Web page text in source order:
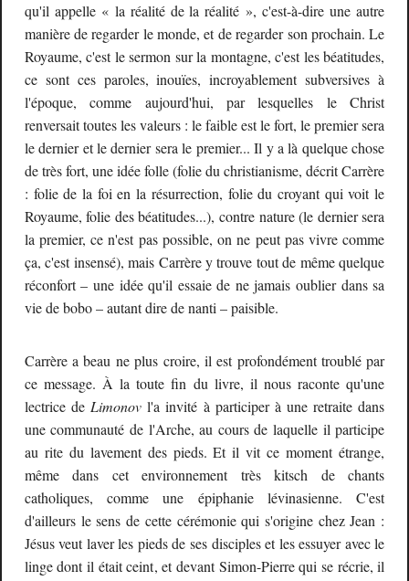
qu'il appelle « la réalité de la réalité », c'est-à-dire une autre
manière de regarder le monde, et de regarder son prochain. Le
Royaume, c'est le sermon sur la montagne, c'est les béatitudes,
ce sont ces paroles, inouïes, incroyablement subversives à
l'époque, comme aujourd'hui, par lesquelles le Christ
renversait toutes les valeurs : le faible est le fort, le premier sera
le dernier et le dernier sera le premier... Il y a là quelque chose
de très fort, une idée folle (folie du christianisme, décrit Carrère
: folie de la foi en la résurrection, folie du croyant qui voit le
Royaume, folie des béatitudes...), contre nature (le dernier sera
la premier, ce n'est pas possible, on ne peut pas vivre comme
ça, c'est insensé), mais Carrère y trouve tout de même quelque
réconfort – une idée qu'il essaie de ne jamais oublier dans sa
vie de bobo – autant dire de nanti – paisible.
Carrère a beau ne plus croire, il est profondément troublé par
ce message. À la toute fin du livre, il nous raconte qu'une
lectrice de Limonov l'a invité à participer à une retraite dans
une communauté de l'Arche, au cours de laquelle il participe
au rite du lavement des pieds. Et il vit ce moment étrange,
même dans cet environnement très kitsch de chants
catholiques, comme une épiphanie lévinasienne. C'est
d'ailleurs le sens de cette cérémonie qui s'origine chez Jean :
Jésus veut laver les pieds de ses disciples et les essuyer avec le
linge dont il était ceint, et devantSimon-Pierre qui se récrie, il